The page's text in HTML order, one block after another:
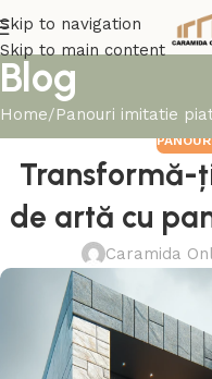
Skip to navigation
Skip to main content
Blog
Home Panouri imitatie
Transformă-
de artă cu
Caramida